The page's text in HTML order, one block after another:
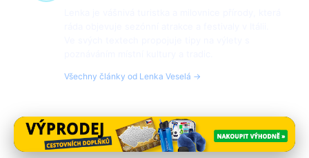
Všechny články od Lenka Veselá →